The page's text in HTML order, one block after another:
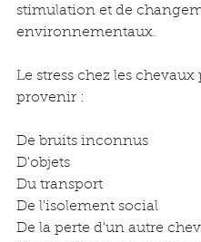
stimulation et de
environnementaux.
Le stress chez les chevaux
provenir :
De bruits inconnus
D'objets
Du transport
De l'isolement social
De la perte d'un autre